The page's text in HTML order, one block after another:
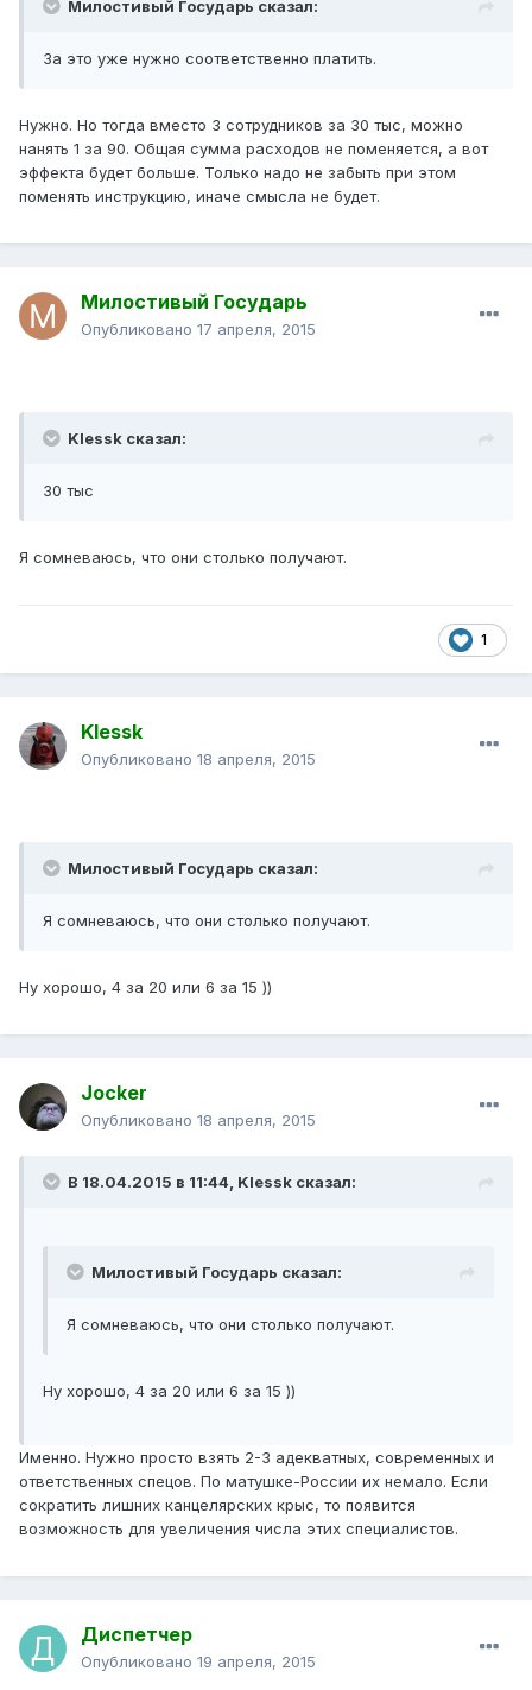
Милостивый Государь сказал:
За это уже нужно соответственно платить.
Нужно. Но тогда вместо 3 сотрудников за 30 тыс, можно
нанять 1 за 90. Общая сумма расходов не поменяется, а вот
эффекта будет больше. Только надо не забыть при этом
поменять инструкцию, иначе смысла не будет.
Милостивый Государь
Опубликовано 17 апреля, 2015
Klessk сказал:
30 тыс
Я сомневаюсь, что они столько получают.
1
Klessk
Опубликовано 18 апреля, 2015
Милостивый Государь сказал:
Я сомневаюсь, что они столько получают.
Ну хорошо, 4 за 20 или 6 за 15 ))
Jocker
Опубликовано 18 апреля, 2015
В 18.04.2015 в 11:44, Klessk сказал:
Милостивый Государь сказал:
Я сомневаюсь, что они столько получают.
Ну хорошо, 4 за 20 или 6 за 15 ))
Именно. Нужно просто взять 2-3 адекватных, современных и
ответственных спецов. По матушке-России их немало. Если
сократить лишних канцелярских крыс, то появится
возможность для увеличения числа этих специалистов.
Диспетчер
Опубликовано 19 апреля, 2015